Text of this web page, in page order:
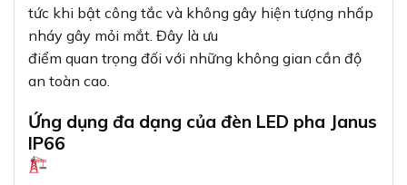
tức khi bật công tắc và không gây hiện tượng nhấp
nháy gây mỏi mắt. Đây là ưu
điểm quan trọng đối với những không gian cần độ
an toàn cao.
Ứng dụng đa dạng của đèn LED pha Janus
IP66